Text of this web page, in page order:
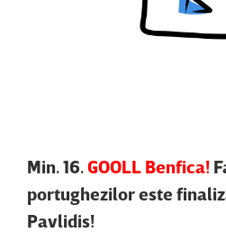
Min. 16.GOOLL Benfica!
portughezilor este
Pavlidis!